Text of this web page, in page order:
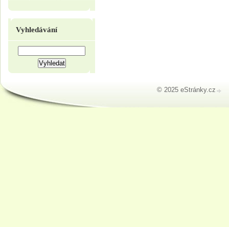
Vyhledávání
© 2025 eStránky.cz